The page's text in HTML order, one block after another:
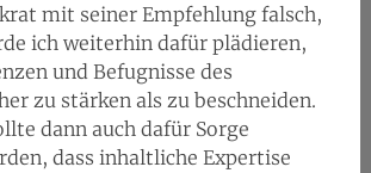
mit seiner Empfehlung falsch,
ich weiterhin dafür plädieren,
und Befugnisse des
zu stärken als zu beschneiden.
dann auch dafür Sorge
dass inhaltliche Expertise